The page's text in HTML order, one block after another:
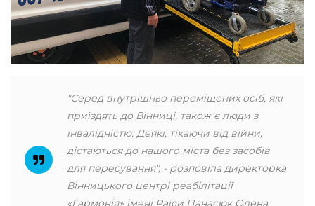
"Серед внутрішньо переміщених осіб, які
приїздять до Вінниці, також є люди з
інвалідністю. Деякі, тікаючи від війни,
дістаються до нашого міста без засобів
для пересування", - розповіла директорка
Вінницького центрі реабілітації
«Гармонія» імені Раїси Панасюк Олена